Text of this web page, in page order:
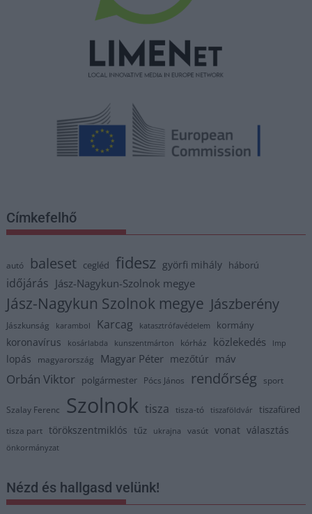
Címkefelhő
autó baleset cegléd fidesz györfi mihály háború
időjárás Jász-Nagykun-Szolnok megye
Jász-Nagykun Szolnok megye Jászberény
Jászkunság karambol Karcag katasztrófavédelem kormány
koronavírus kosárlabda kunszentmárton kórház közlekedés lmp
lopás magyarország Magyar Péter mezőtúr máv
Orbán Viktor polgármester Pócs János rendőrség sport
Szalay Ferenc Szolnok tisza tisza-tó tiszaföldvár tiszafüred
tisza part törökszentmiklós tűz ukrajna vasút vonat választás
önkormányzat
Nézd és hallgasd velünk!